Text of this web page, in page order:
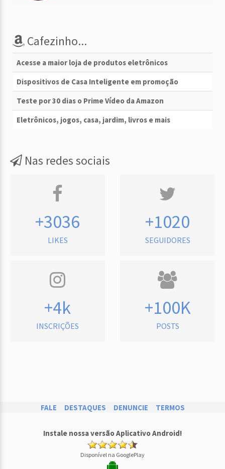
Cafezinho...
Acesse a maior loja de produtos eletrônicos
Dispositivos de Casa Inteligente em promoção
Teste por 30 dias o Prime Vídeo da Amazon
Eletrônicos, jogos, casa, jardim, livros e mais
Nas redes sociais
+3036
LIKES
+1020
SEGUIDORES
+4k
INSCRIÇÕES
+100K
POSTS
FALE DESTAQUES DENUNCIE TERMOS
Instale nossa versão Aplicativo Android!
Disponível na GooglePlay